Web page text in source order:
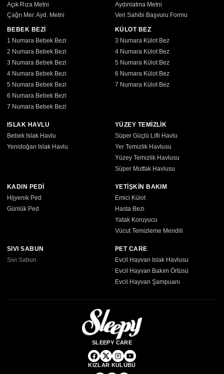
Açık Rıza Metni
Aydınlatma Metni
Çağrı Mer. Ayd. Metni
Veri Sahibi Başvuru Formu
BEBEK BEZİ
1 Numara Bebek Bezi
2 Numara Bebek Bezi
3 Numara Bebek Bezi
4 Numara Bebek Bezi
5 Numara Bebek Bezi
6 Numara Bebek Bezi
7 Numara Bebek Bezi
KÜLOT BEZ
3 Numara Külot Bez
4 Numara Külot Bez
5 Numara Külot Bez
6 Numara Külot Bez
7 Numara Külot Bez
ISLAK HAVLU
Bebek Islak Havlu
Yenidoğan Islak Havlu
YÜZEY TEMİZLİK
Süper Güçlü Lifli Havlu
Yer Temizlik Havlusu
Yüzey Temizlik Havlusu
Süper Mutfak Havlusu
KADIN PEDİ
Hijyenik Ped
Günlük Ped
YETİŞKİN BAKIM
Emici Külot
Hasta Bezi
Yatak Koruyucu
Vücut Temizleme Mendili
SIVI SABUN
Sıvı Sabun
PET CARE
Evcil Hayvan Islak Havlusu
Evcil Hayvan Bakım Örtüsü
Evcil Hayvan Şampuanı
SLEEPY CARE
KIZLAR KULÜBÜ